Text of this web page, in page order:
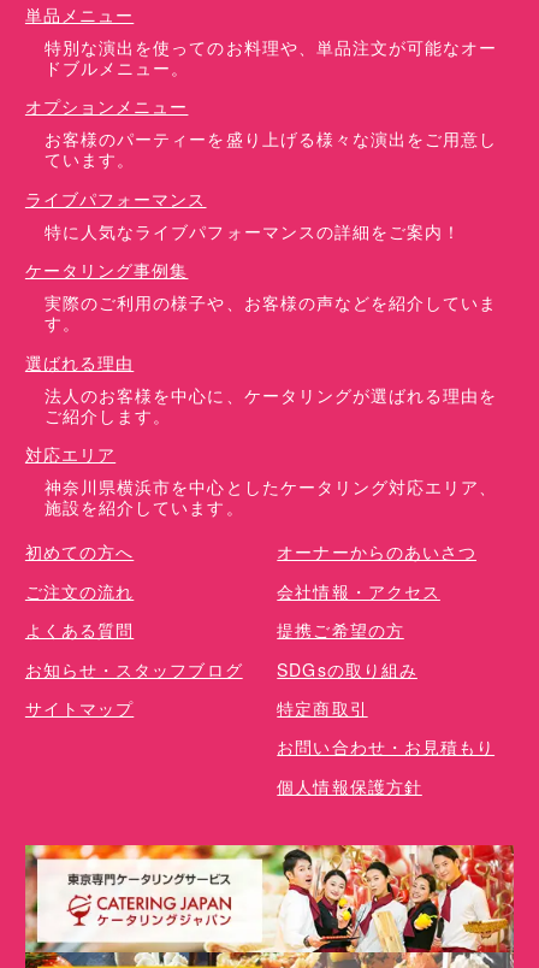
単品メニュー
特別な演出を使ってのお料理や、単品注文が可能なオー
ドブルメニュー。
オプションメニュー
お客様のパーティーを盛り上げる様々な演出をご用意し
ています。
ライブパフォーマンス
特に人気なライブパフォーマンスの詳細をご案内！
ケータリング事例集
実際のご利用の様子や、お客様の声などを紹介していま
す。
選ばれる理由
法人のお客様を中心に、ケータリングが選ばれる理由を
ご紹介します。
対応エリア
神奈川県横浜市を中心としたケータリング対応エリア、
施設を紹介しています。
初めての方へ
ご注文の流れ
よくある質問
お知らせ・スタッフブログ
サイトマップ
オーナーからのあいさつ
会社情報・アクセス
提携ご希望の方
SDGsの取り組み
特定商取引
お問い合わせ・お見積もり
個人情報保護方針